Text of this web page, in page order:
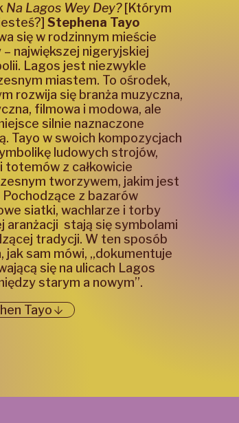
Na Lagos Wey Dey?[Którym
Stephena Tayo
się w rodzinnym mieście
największej nigeryjskiej
Lagos jest niezwykle
miastem. To ośrodek,
rozwija się branża muzyczna,
filmowa i modowa, ale
silnie naznaczone
Tayo w swoich kompozycjach
ludowych strojów,
totemów z całkowicie
tworzywem, jakim jest
z bazarów
siatki, wachlarze i torby
aranżacji stają się symbolami
tradycji. W ten sposób
jak sam mówi, „dokumentuje
się na ulicach Lagos
starym a nowym”.
Tayo